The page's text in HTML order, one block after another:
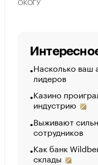
Насколько ваш
лидеров
Казино
индустрию
Выживают
сотрудников
Как банк
склады